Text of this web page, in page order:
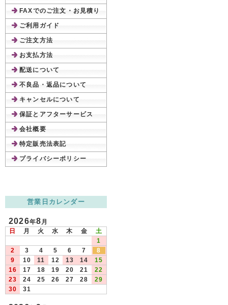
FAXでのご注文・お見積り
ご利用ガイド
ご注文方法
お支払方法
配送について
不良品・返品について
キャンセルについて
保証とアフターサービス
会社概要
特定販売法表記
プライバシーポリシー
営業日カレンダー
2026年8月
日
月 火 水 木 金
土
1
2
3 4 5 6 7
8
9
10 11 12 13 14
15
16
17 18 19 20 21
22
23
24 25 26 27 28
29
30
31